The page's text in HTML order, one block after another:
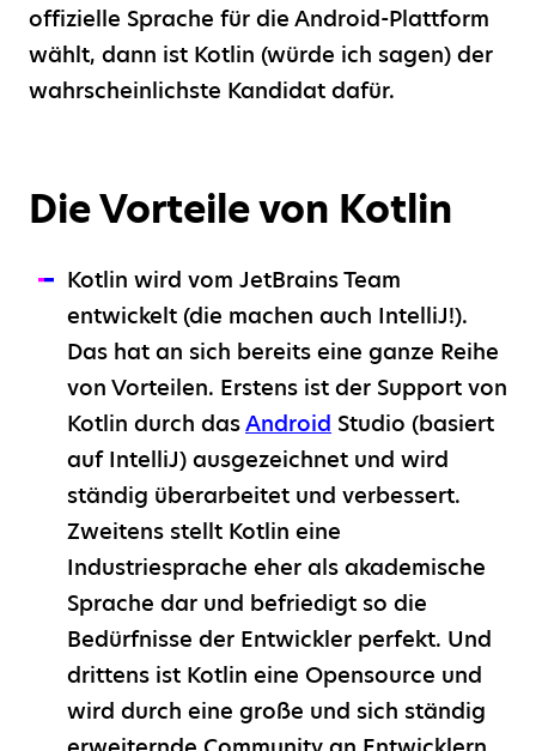
offizielle Sprache für die Android-Plattform
wählt, dann ist Kotlin (würde ich sagen) der
wahrscheinlichste Kandidat dafür.
Die Vorteile von Kotlin
Kotlin wird vom JetBrains Team
entwickelt (die machen auch IntelliJ!).
Das hat an sich bereits eine ganze Reihe
von Vorteilen. Erstens ist der Support von
Kotlin durch dasAndroid Studio (basiert
auf IntelliJ) ausgezeichnet und wird
ständig überarbeitet und verbessert.
Zweitens stellt Kotlin eine
Industriesprache eher als akademische
Sprache dar und befriedigt so die
Bedürfnisse der Entwickler perfekt. Und
drittens ist Kotlin eine Opensource und
wird durch eine große und sich ständig